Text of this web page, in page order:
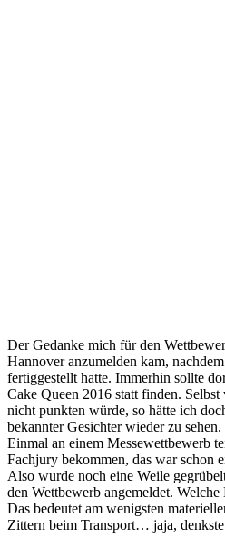
Der Gedanke mich für den
Hannover anzumelden kam,
fertiggestellt hatte. Immerhin sollte
Cake Queen 2016 statt finden.
nicht punkten würde, so hätte ich
bekannter Gesichter wieder zu sehen.
Einmal an einem Messewettbewerb
Fachjury bekommen, das war schon
Also wurde noch eine Weile
den Wettbewerb angemeldet.
Das bedeutet am wenigsten
Zittern beim Transport… jaja,